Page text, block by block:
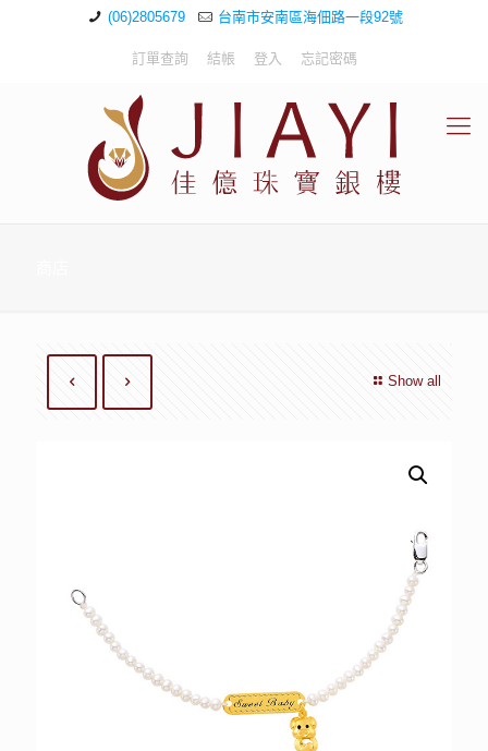
(06)2805679 台南市安南區海佃路一段92號
訂單查詢 結帳 登入 忘記密碼
Show all